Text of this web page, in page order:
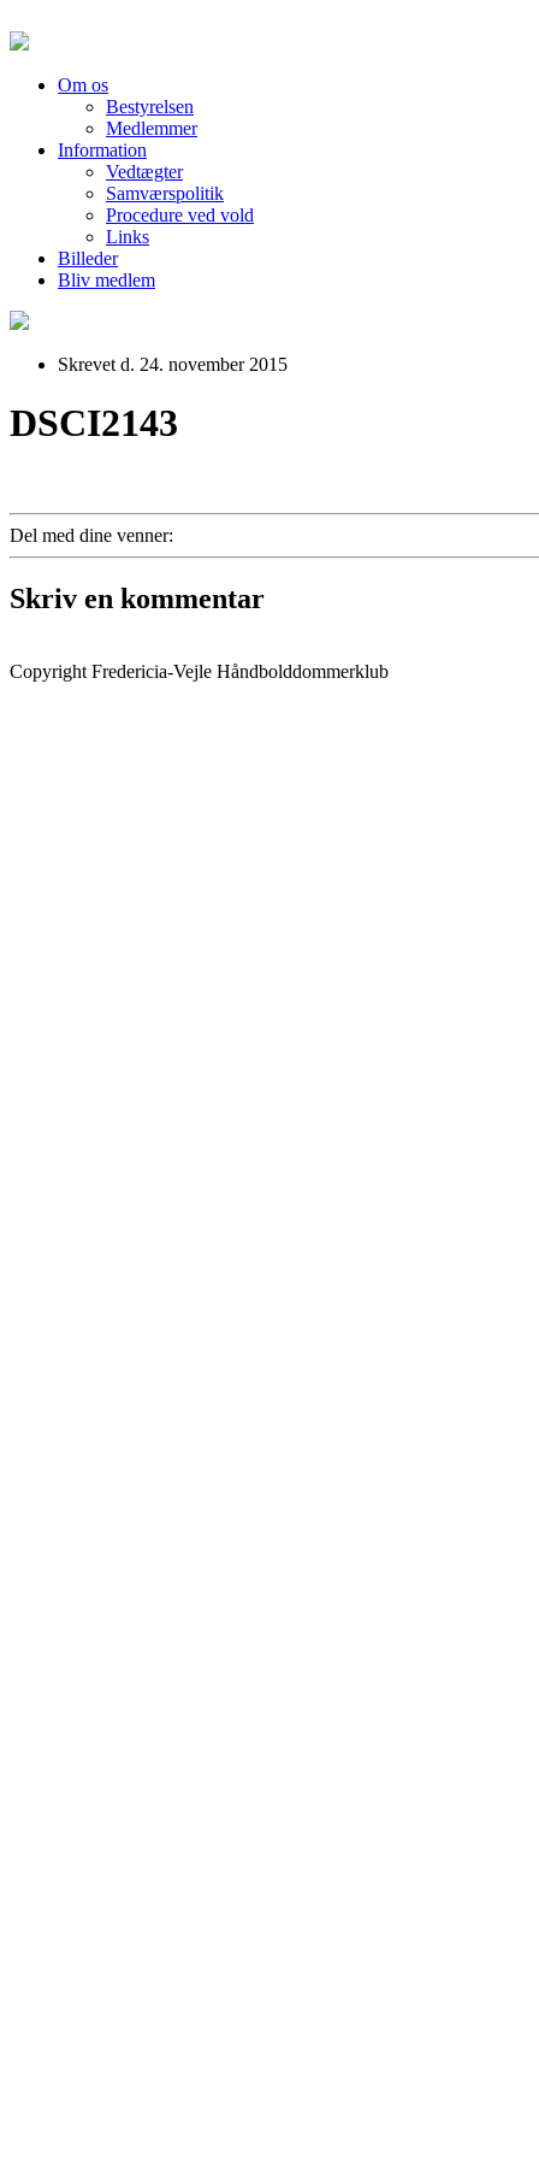
Om os
Bestyrelsen
Medlemmer
Information
Vedtægter
Samværspolitik
Procedure ved vold
Links
Billeder
Bliv medlem
Skrevet d. 24. november 2015
DSCI2143
Del med dine venner:
Skriv en kommentar
Copyright Fredericia-Vejle Håndbolddommerklub